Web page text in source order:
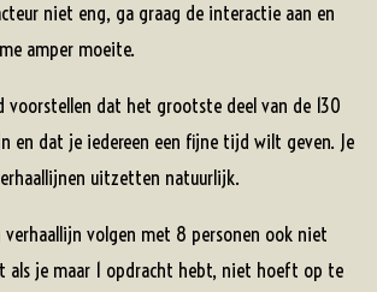
niet eng, ga graag de interactie aan en
amper moeite.
voorstellen dat het grootste deel van de 130
en dat je iedereen een fijne tijd wilt geven. Je
uitzetten natuurlijk.
volgen met 8 personen ook niet
als je maar 1 opdracht hebt, niet hoeft op te